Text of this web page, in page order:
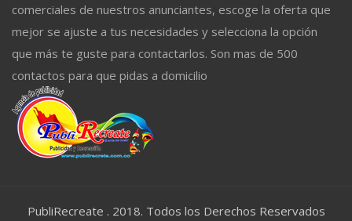
comerciales de nuestros anunciantes, escoge la oferta que
mejor se ajuste a tus necesidades y selecciona la opción
que más te guste para contactarlos. Son mas de 500
contactos para que pidas a domicilio
PubliRecreate . 2018. Todos los Derechos Reservados